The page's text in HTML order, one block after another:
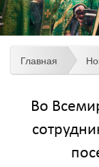
Главная
Во